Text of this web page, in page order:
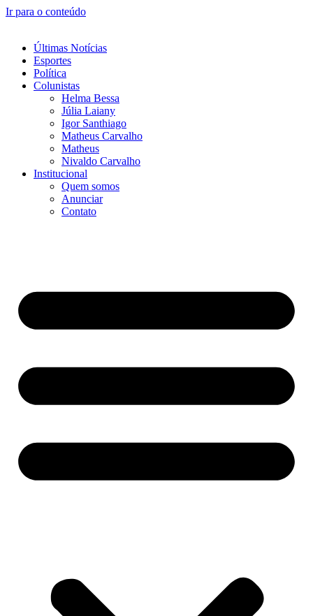
Ir para o conteúdo
Últimas Notícias
Esportes
Política
Colunistas
Helma Bessa
Júlia Laiany
Igor Santhiago
Matheus Carvalho
Matheus
Nivaldo Carvalho
Institucional
Quem somos
Anunciar
Contato